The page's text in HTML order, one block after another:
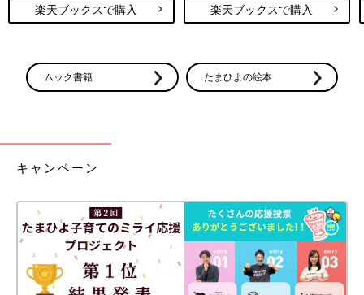
楽天ブックスで購入 楽天ブックスで購入
ムック書籍 たまひよの絵本
キャンペーン